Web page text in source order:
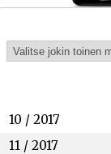
10 / 2017
11 / 2017